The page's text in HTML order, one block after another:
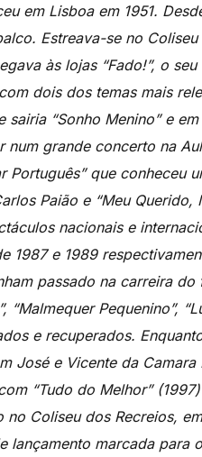
em Lisboa em 1951.
Estreava-se no
às lojas “Fado!”, o
dois dos temas mais
sairia “Sonho Menino” e
num grande concerto na
Português” que conheceu
Paião e “Meu
nacionais e
1987 e 1989
passado na carreira
“Malmequer Pequenino”,
e recuperados.
José e Vicente da
“Tudo do Melhor”
no Coliseu dos Recreios,
lançamento marcada para